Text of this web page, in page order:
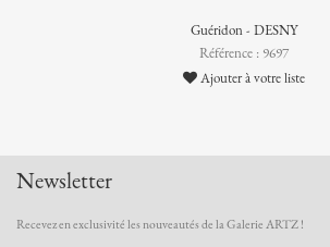
Guéridon - DESNY
Référence : 9697
Ajouter à votre liste
Newsletter
Recevez en exclusivité les nouveautés de la Galerie ARTZ !